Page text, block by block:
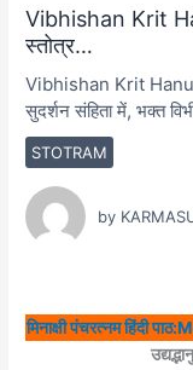
Vibhishan Krit
स्तोत्र…
STOTRAM
Vibhishan Krit
सुदर्शन संहिता में, भक्त
by
मिनाक्षी पंचरत्नम हिंदी